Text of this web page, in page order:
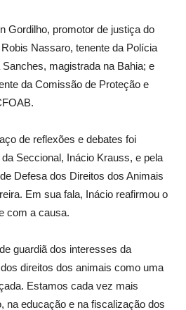
Gordilho, promotor de justiça do
Nassaro, tenente da Polícia
magistrada na Bahia; e
da Comissão de Proteção e
de reflexões e debates foi
Seccional, Inácio Krauss, e pela
Defesa dos Direitos dos Animais
Em sua fala, Inácio reafirmou o
com a causa.
guardiã dos interesses da
direitos dos animais como uma
Estamos cada vez mais
na educação e na fiscalização dos